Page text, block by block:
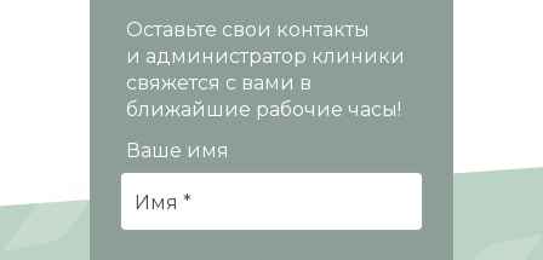
Оставьте свои контакты
и администратор клиники
свяжется с вами в
ближайшие рабочие часы!
Ваше имя